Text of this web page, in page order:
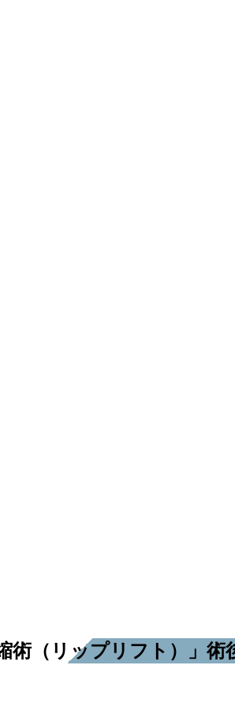
（リップリフト）」術